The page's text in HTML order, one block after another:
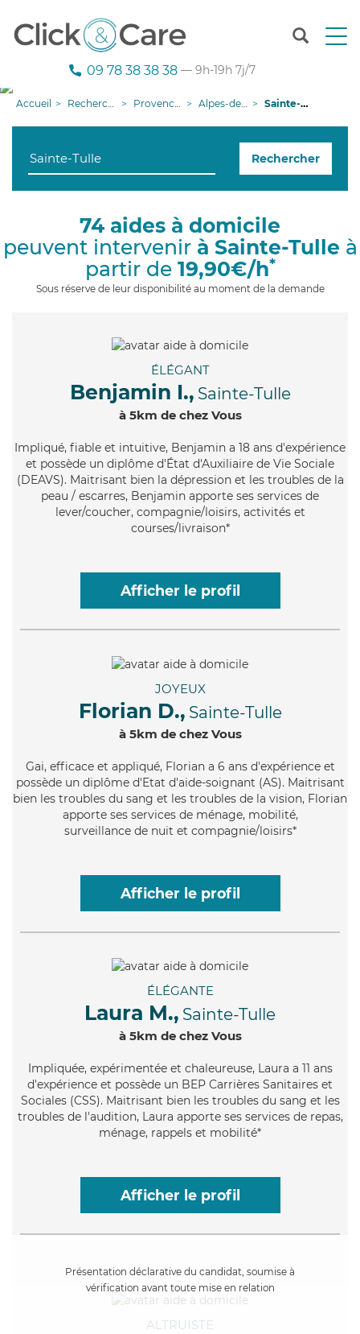
T
n
g
i
09 78 38 38 38 — 9h-19h 7j/7
Accueil Recherche aide à domicile Provence-Alpes-Côte d'Azur Alpes-de-Haute-Provence Sainte-Tulle
Rechercher
74 aides à domicile
peuvent intervenir à Sainte-Tulle à
partir de 19,90€/h*
Sous réserve de leur disponibilité au moment de la demande
ÉLÉGANT
Benjamin I., Sainte-Tulle
à 5km de chez Vous
Impliqué, fiable et intuitive, Benjamin a 18 ans d'expérience
et possède un diplôme d'État d'Auxiliaire de Vie Sociale
(DEAVS). Maitrisant bien la dépression et les troubles de la
peau / escarres, Benjamin apporte ses services de
lever/coucher, compagnie/loisirs, activités et
courses/livraison*
Afficher le profil
JOYEUX
Florian D., Sainte-Tulle
à 5km de chez Vous
Gai, efficace et appliqué, Florian a 6 ans d'expérience et
possède un diplôme d'Etat d'aide-soignant (AS). Maitrisant
bien les troubles du sang et les troubles de la vision, Florian
apporte ses services de ménage, mobilité,
surveillance de nuit et compagnie/loisirs*
Afficher le profil
ÉLÉGANTE
Laura M., Sainte-Tulle
à 5km de chez Vous
Impliquée, expérimentée et chaleureuse, Laura a 11 ans
d'expérience et possède un BEP Carrières Sanitaires et
Sociales (CSS). Maitrisant bien les troubles du sang et les
troubles de l'audition, Laura apporte ses services de repas,
ménage, rappels et mobilité*
Afficher le profil
Présentation déclarative du candidat, soumise à
vérification avant toute mise en relation
ALTRUISTE